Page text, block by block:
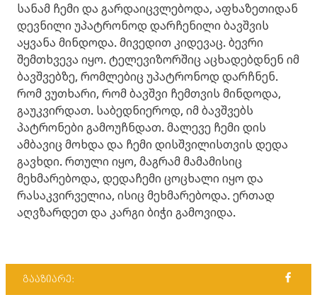
სანამ ჩემი და გარდაიცვლებოდა, აფხაზეთიდან
დევნილი უპატრონოდ დარჩენილი ბავშვის
აყვანა მინდოდა. მივედით კიდევაც. ბევრი
შემთხვევა იყო. ტელევიზორშიც აცხადებდნენ იმ
ბავშვებზე, რომლებიც უპატრონოდ დარჩნენ.
რომ ვუთხარი, რომ ბავშვი ჩემთვის მინდოდა,
გაუკვირდათ. საბედნიეროდ, იმ ბავშვებს
პატრონები გამოუჩნდათ. მალევე ჩემი დის
ამბავიც მოხდა და ჩემი დისშვილისთვის დედა
გავხდი. რთული იყო, მაგრამ მამამისიც
მეხმარებოდა, დედაჩემი ცოცხალი იყო და
რასაკვირველია, ისიც მეხმარებოდა. ერთად
აღვზარდეთ და კარგი ბიჭი გამოვიდა.
გააზიარე: